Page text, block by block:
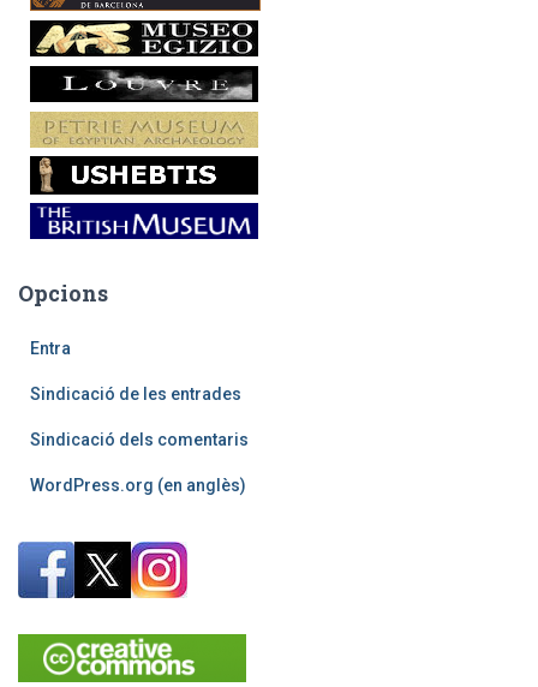
Opcions
Entra
Sindicació de les entrades
Sindicació dels comentaris
WordPress.org (en anglès)